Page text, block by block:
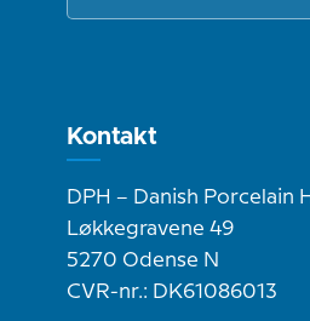
Kontakt
DPH – Danish Porcelain
Løkkegravene 49
5270 Odense N
CVR-nr.: DK61086013